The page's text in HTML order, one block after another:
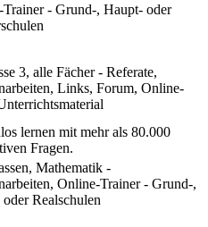
- Grund-, Haupt- oder
3, alle Fächer - Referate,
Links, Forum, Online-
lernen mit mehr als 80.000
Fragen.
Mathematik -
Online-Trainer - Grund-,
Realschulen